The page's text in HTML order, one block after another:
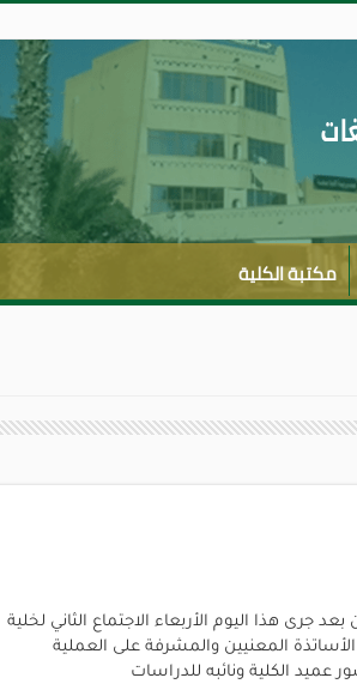
مكتبة الكلية
الاجتماع الثاني لخلية التعليم عن بعد‎‎ جرى هذا اليوم الأربعاء الاجتماع الثاني لخلية
المعنيين والمشرفة على العملية
الكلية ونائبه للدراسات